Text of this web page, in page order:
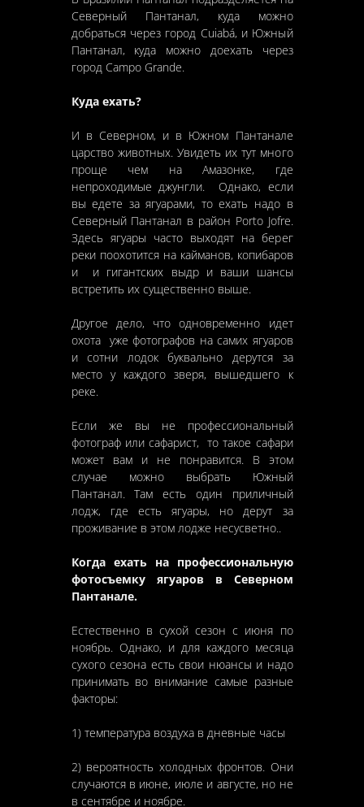
Северный Пантанал, куда можно
добраться через город Cuiabá, и Южный
Пантанал, куда можно доехать через
город Campo Grande.
Куда ехать?
И в Северном, и в Южном Пантанале
царство животных. Увидеть их тут много
проще чем на Амазонке, где
непроходимые джунгли. Однако, если
вы едете за ягуарами, то ехать надо в
Северный Пантанал в район Porto Jofre.
Здесь ягуары часто выходят на берег
реки поохотится на кайманов, копибаров
и и гигантских выдр и ваши шансы
встретить их существенно выше.
Другое дело, что одновременно идет
охота уже фотографов на самих ягуаров
и сотни лодок буквально дерутся за
место у каждого зверя, вышедшего к
реке.
Если же вы не профессиональный
фотограф или сафарист, то такое сафари
может вам и не понравится. В этом
случае можно выбрать Южный
Пантанал. Там есть один приличный
лодж, где есть ягуары, но дерут за
проживание в этом лодже несусветно..
Когда ехать на профессиональную
фотосъемку ягуаров в Северном
Пантанале.
Естественно в сухой сезон с июня по
ноябрь. Однако, и для каждого месяца
сухого сезона есть свои нюансы и надо
принимать во внимание самые разные
факторы:
1) температура воздуха в дневные часы
2) вероятность холодных фронтов. Они
случаются в июне, июле и августе, но не
в сентябре и ноябре.